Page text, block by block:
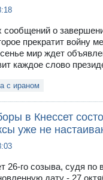
сообщений о
прекратит войну
мир ждет
каждое слово
с ираном
в Кнессет
уже не
26-го созыва, судя по